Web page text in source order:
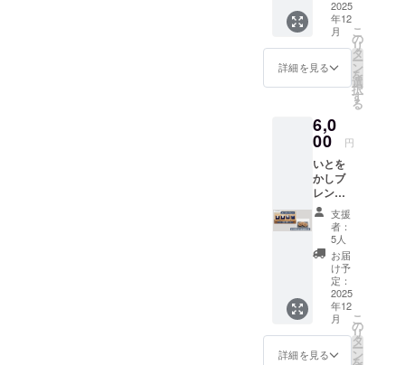
ドカ
ラー
〈留紺
（とめ
こ
さゆ紀
さんが
たオリ
ジナル
のミニ
スト
ラップ
です。
深みの
ある藍
色と繊
細な糸
模様が
美しい
の。 か
3,000円
コー
ス」と
同じ内
容にな
くらげ
です。
【提供
内容】
和歌山
県に所
在しま
会福祉
法人つ
ぶわき
会」が
運営す
る障害
者総合
支援施
設「綜
成苑」
の利用
者様が
栽培さ
れた自
家製き
くらげ
「12ｇ
2025
年12
月
詳細を見る
こ
の
リ
タ
ー
ン
を
選
択
す
る
6,0
00 円
いとを
かしブ
レンド
詰め合
わせ ×
総本家
駿河屋
和歌浦
煎餅
セット
【提供
内容】
いとを
かしオ
支援
者：
5人
お届
け予
定：
2025
年12
月
詳細を見る
こ
の
リ
タ
ー
ン
を